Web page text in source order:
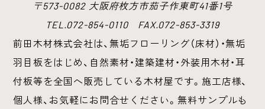
〒573-0082 大阪府枚方市茄子作東町41番1号
TEL.072-854-0110 FAX.072-853-3319
前田木材株式会社は、無垢フローリング（床材）・無垢
羽目板をはじめ、 自然素材・建築建材・外装用木材・耳
付板等を全国へ販売している木材屋です。 施工店様、
個人様、お気軽にお問合せください。無料サンプルも